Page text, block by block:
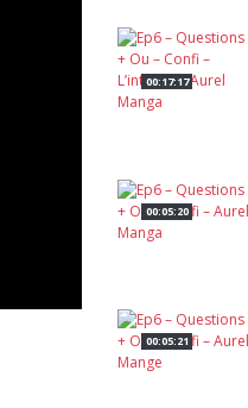
00:17:17
00:05:20
00:05:21